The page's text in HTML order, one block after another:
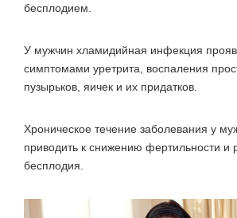
бесплодием.
У мужчин хламидийная инфекция
симптомами уретрита, воспаления
пузырьков, яичек и их придатков.
Хроническое течение заболевания у
приводить к снижению фертильности и
бесплодия.